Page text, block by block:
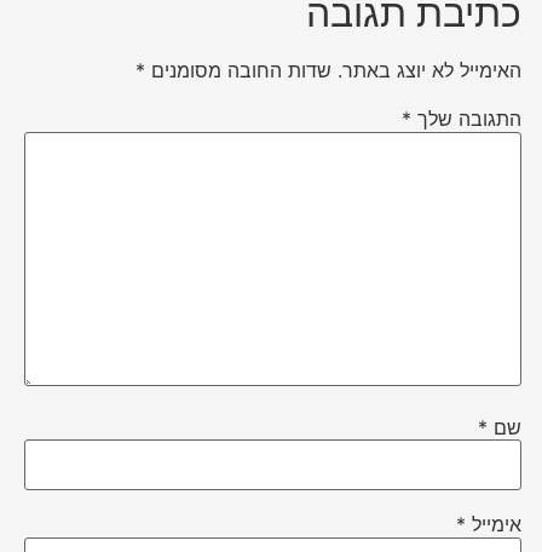
כתיבת תגובה
האימייל לא יוצג באתר. שדות החובה מסומנים *
התגובה שלך *
שם *
אימייל *